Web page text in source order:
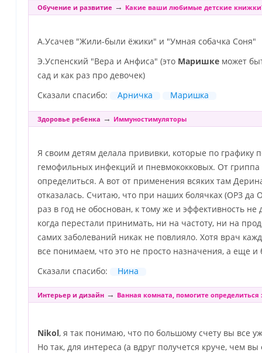
Обучение и развитие → Какие ваши любимые детские
А.Усачев "Жили-были ёжики" и "Умная собачка Соня"
Э.Успенский "Вера и Анфиса" (это Маришке может
сад и как раз про девочек)
Сказали спасибо:
Арничка Маришка
Здоровье ребенка → Иммуностимуляторы
Я своим детям делала прививки, которые по
гемофильных инфекций и пневмококковых. От гриппа
определиться. А вот от применения всяких там
отказалась. Считаю, что при наших болячках (ОРЗ да
раз в год не обоснован, к тому же и эффективность не
когда перестали принимать, ни на частоту, ни на
самих заболеваний никак не повлияло. Хотя врач
все понимаем, что это не просто назначения, а еще и
Сказали спасибо:
Нина
Интерьер и дизайн → Ванная комната, помогите определиться
Nikol, я так понимаю, что по большому счету вы все
Но так, для интереса (а вдруг получется круче, чем